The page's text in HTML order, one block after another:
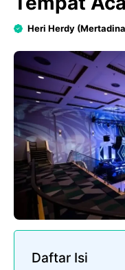
Heri Herdy
Daftar Isi